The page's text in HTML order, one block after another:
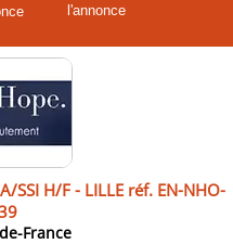
l'annonce
SSI H/F - LILLE réf. EN-NHO-
France